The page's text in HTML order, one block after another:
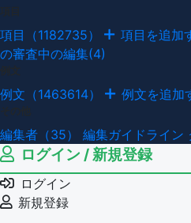
項目（1182735） 項目を追加
の審査中の編集(4)
例文（1463614） 例文を追加
編集者（35） 編集ガイドライン
ログイン / 新規登録
ログイン
新規登録